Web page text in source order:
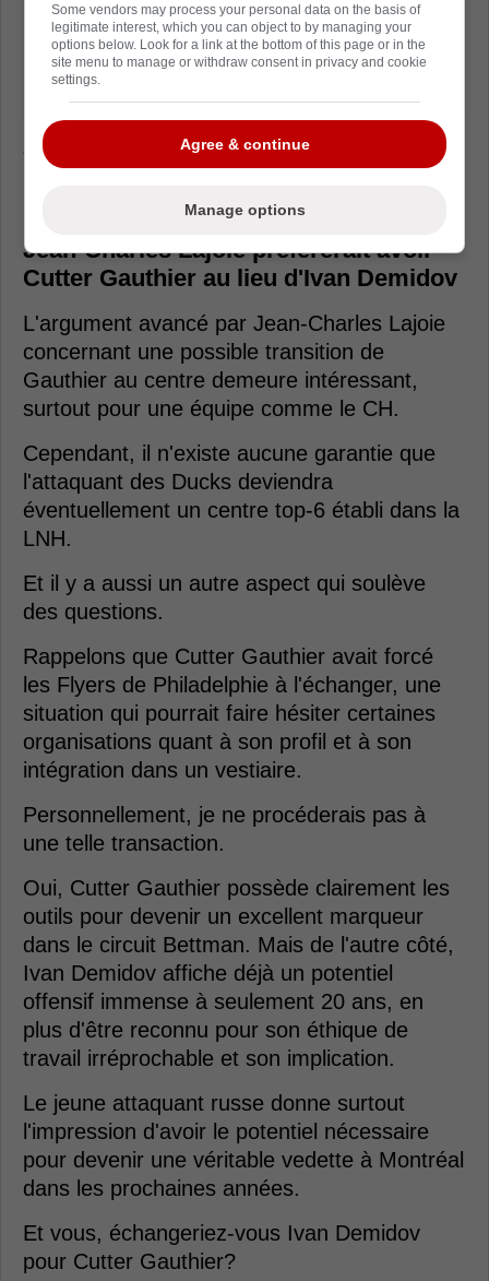
Jean-Charles Lajoie avoue qu'il prendrait
Cutter Gauthier à Montréal avant Ivan
Jean-Charles Lajoie préférerait avoir
Cutter Gauthier au lieu d'Ivan Demidov
L'argument avancé par Jean-Charles Lajoie
concernant une possible transition de
Gauthier au centre demeure intéressant,
surtout pour une équipe comme le CH.
Cependant, il n'existe aucune garantie que
l'attaquant des Ducks deviendra
éventuellement un centre top-6 établi dans la
LNH.
Et il y a aussi un autre aspect qui soulève
des questions.
Rappelons que Cutter Gauthier avait forcé
les Flyers de Philadelphie à l'échanger, une
situation qui pourrait faire hésiter certaines
organisations quant à son profil et à son
intégration dans un vestiaire.
Personnellement, je ne procéderais pas à
une telle transaction.
Oui, Cutter Gauthier possède clairement les
outils pour devenir un excellent marqueur
dans le circuit Bettman. Mais de l'autre côté,
Ivan Demidov affiche déjà un potentiel
offensif immense à seulement 20 ans, en
plus d'être reconnu pour son éthique de
travail irréprochable et son implication.
Le jeune attaquant russe donne surtout
l'impression d'avoir le potentiel nécessaire
pour devenir une véritable vedette à Montréal
dans les prochaines années.
Et vous, échangeriez-vous Ivan Demidov
pour Cutter Gauthier?
Some vendors may process your personal data on the basis of
legitimate interest, which you can object to by managing your
options below. Look for a link at the bottom of this page or in the
site menu to manage or withdraw consent in privacy and cookie
settings.
Agree & continue
Manage options